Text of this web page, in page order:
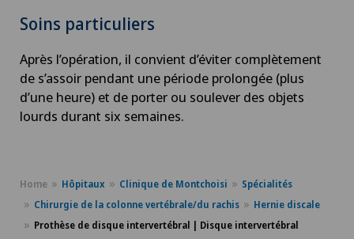
Soins particuliers
Après l’opération, il convient d’éviter complètement
de s’assoir pendant une période prolongée (plus
d’une heure) et de porter ou soulever des objets
lourds durant six semaines.
Home Hôpitaux Clinique de Montchoisi
Spécialités
Chirurgie de la colonne vertébrale/du rachis
Hernie discale
Prothèse de disque intervertébral | Disque intervertébral